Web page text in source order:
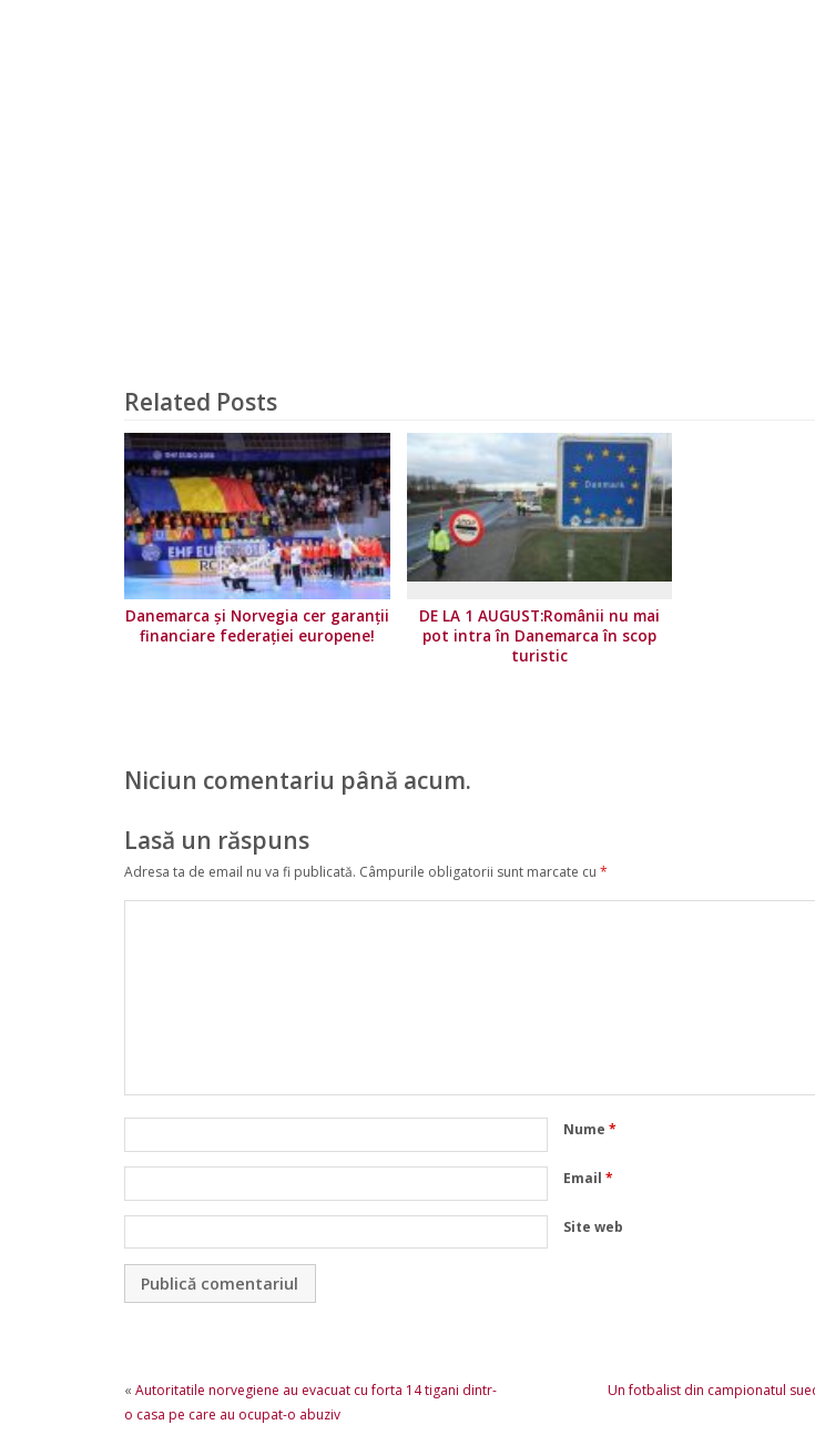
Related Posts
Danemarca și Norvegia cer garanții
financiare federației europene!
DE LA 1 AUGUST:Românii nu mai
pot intra în Danemarca în scop
turistic
Niciun comentariu până acum.
Lasă un răspuns
Adresa ta de email nu va fi publicată. Câmpurile obligatorii sunt marcate cu *
Nume *
Email *
Site web
« Autoritatile norvegiene au evacuat cu forta 14 tigani dintr-
o casa pe care au ocupat-o abuziv
Un fotbalist din campionatul